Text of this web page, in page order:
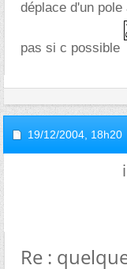
déplace d'un
pas si c possible
19/12/2004, 18h20
Re :